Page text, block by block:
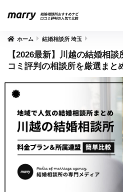
ホーム 結婚相談所 埼玉
【2026最新】川越の結婚相
コミ評判の相談所を厳選まと